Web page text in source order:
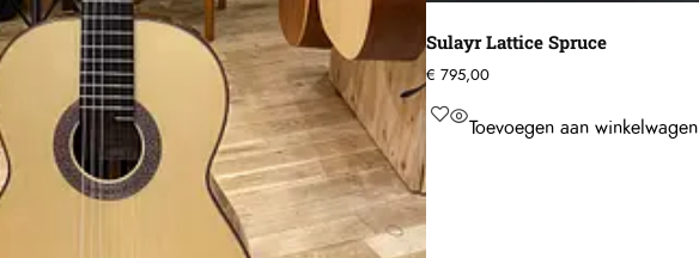
Sulayr Lattice Spruce
€ 795,00
Toevoegen aan winkelwagen